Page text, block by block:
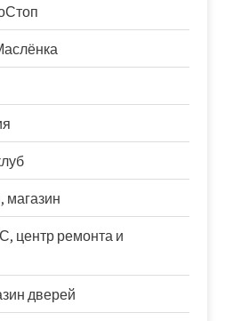
магазин
ремонта и
дверей